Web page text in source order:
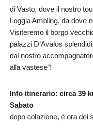
di Vasto, dove il nostro
Loggia Ambling, da dove
Visiteremo il borgo
palazzi D’Avalos
dal nostro
alla vastese”!
Info itinerario: circa 39
Sabato
dopo colazione, è ora dei